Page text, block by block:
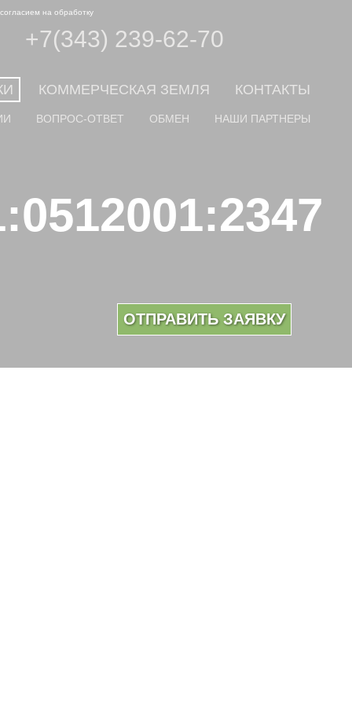
на обработку
+7(343) 239-62-70
КОММЕРЧЕСКАЯ ЗЕМЛЯ КОНТАКТЫ
ВОПРОС-ОТВЕТ ОБМЕН НАШИ ПАРТНЕРЫ
ОТПРАВИТЬ ЗАЯВКУ